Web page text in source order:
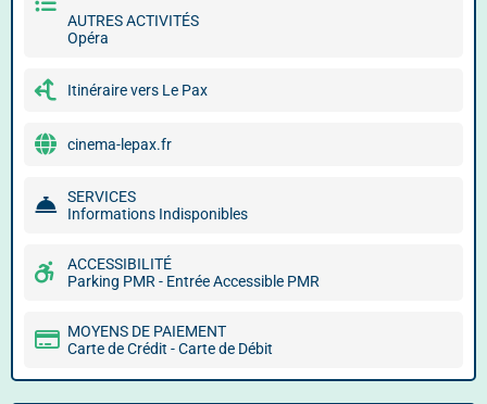
AUTRES ACTIVITÉS
Opéra
Itinéraire vers Le Pax
cinema-lepax.fr
SERVICES
Informations Indisponibles
ACCESSIBILITÉ
Parking PMR - Entrée Accessible PMR
MOYENS DE PAIEMENT
Carte de Crédit - Carte de Débit